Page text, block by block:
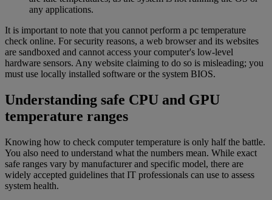
any applications.
It is important to note that you cannot perform a pc temperature
check online. For security reasons, a web browser and its websites
are sandboxed and cannot access your computer's low-level
hardware sensors. Any website claiming to do so is misleading; you
must use locally installed software or the system BIOS.
Understanding safe CPU and GPU
temperature ranges
Knowing how to check computer temperature is only half the battle.
You also need to understand what the numbers mean. While exact
safe ranges vary by manufacturer and specific model, there are
widely accepted guidelines that IT professionals can use to assess
system health.